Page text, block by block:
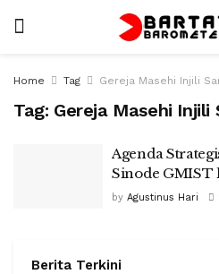
Home Tag Gereja Masehi Injili
Tag: Gereja Masehi Injili
Agenda
Sinode GMIST
by Agustinus Hari
Berita Terkini